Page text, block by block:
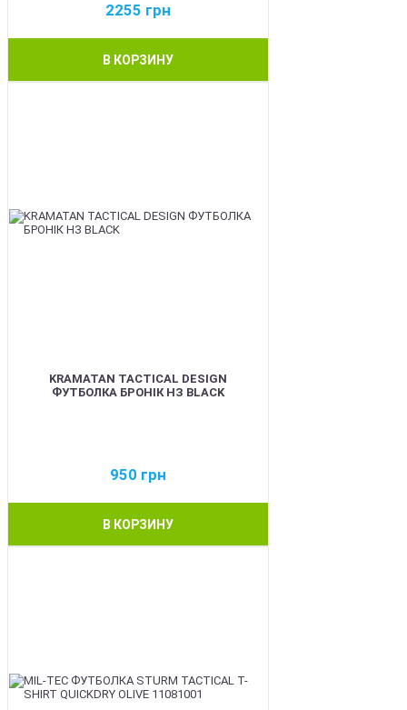
2255 грн
В КОРЗИНУ
KRAMATAN TACTICAL DESIGN
ФУТБОЛКА БРОНІК НЗ BLACK
950 грн
В КОРЗИНУ